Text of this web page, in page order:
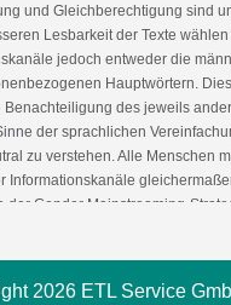
und Gleichberechtigung sind
Lesbarkeit der Texte
jedoch entweder die
Hauptwörtern.
des jeweils
der sprachlichen
zu verstehen. Alle Menschen
Informationskanäle
der Gender Mainstreaming-
2026 ETL Service